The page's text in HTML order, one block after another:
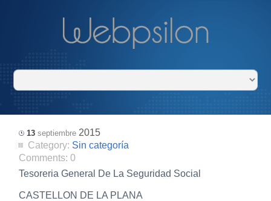
13 septiembre 2015
Category: Sin categoría
Comments:0
Tesoreria General De La Seguridad Social
CASTELLON DE LA PLANA